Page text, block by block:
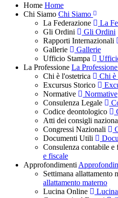
Home Home
Chi Siamo Chi Siamo
La Federazione
La
Gli Ordini
Gli Ordini
Rapporti Internazionali
Gallerie
Gallerie
Ufficio Stampa
La Professione La Professione
Chi è l'ostetrica
Chi è
Excursus Storico
Normative
Normative
Consulenza Legale
Codice deontologico
Atti dei consigli
Congressi Nazionali
Documenti Utili
Consulenza contabile e
e fiscale
Approfondimenti
Settimana allattamento
allattamento materno
Lucina Online